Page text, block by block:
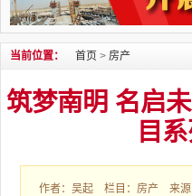
当前位置： 首页 > 房产
筑梦南明 名启
目
作者：吴起 栏目：房产 来源